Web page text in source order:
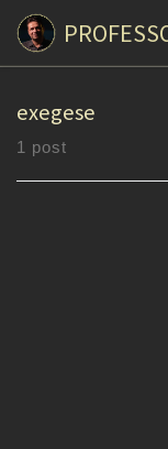
Skip to content
exegese
1 post